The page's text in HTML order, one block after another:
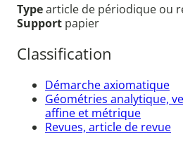
Typearticle de périodique ou
Support papier
Classification
Démarche axiomatique
Géométries analytique,
affine et métrique
Revues, article de revue